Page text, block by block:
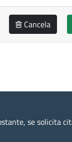
Cancela
se solicita